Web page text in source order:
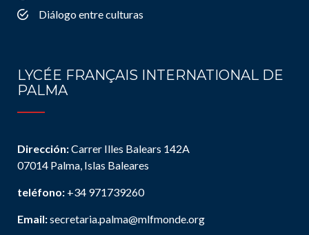
Diálogo entre culturas
LYCÉE FRANÇAIS INTERNATIONAL DE
PALMA
Dirección:Carrer Illes Balears 142A
07014 Palma, Islas Baleares
teléfono: +34 971739260
Email:secretaria.palma@mlfmonde.org